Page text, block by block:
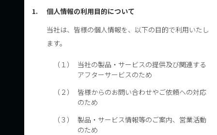
1.
個人情報の利用目的について
当社は、皆様の個人情報を、以下の目的で利用いたし
ます。
（１）
当社の製品・サービスの提供及び関連する
アフターサービスのため
（２）
皆様からのお問い合わせやご依頼への対応
のため
（３）
製品・サービス情報等のご案内、営業活動
のため